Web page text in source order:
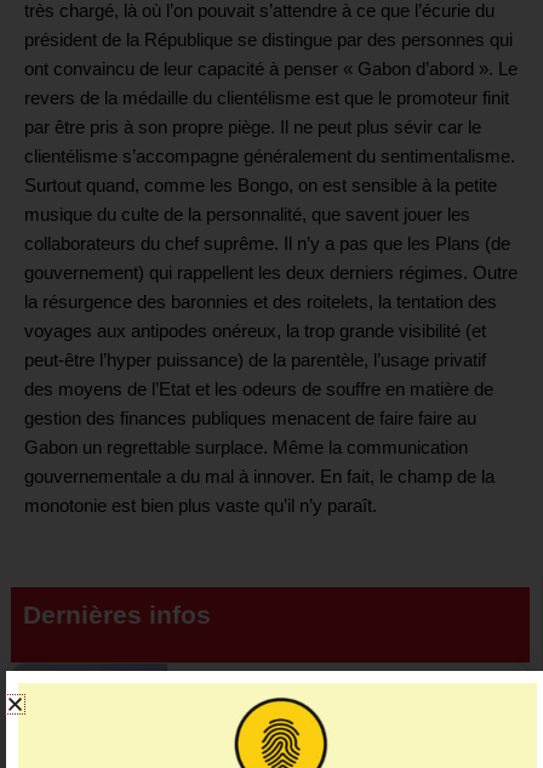
très chargé, là où l’on pouvait s’attendre à ce que l’écurie du
président de la République se distingue par des personnes qui
ont convaincu de leur capacité à penser « Gabon d’abord ». Le
revers de la médaille du clientélisme est que le promoteur finit
par être pris à son propre piège. Il ne peut plus sévir car le
clientélisme s’accompagne généralement du sentimentalisme.
Surtout quand, comme les Bongo, on est sensible à la petite
musique du culte de la personnalité, que savent jouer les
collaborateurs du chef suprême. Il n’y a pas que les Plans (de
gouvernement) qui rappellent les deux derniers régimes. Outre
la résurgence des baronnies et des roitelets, la tentation des
voyages aux antipodes onéreux, la trop grande visibilité (et
peut-être l’hyper puissance) de la parentèle, l’usage privatif
des moyens de l’Etat et les odeurs de souffre en matière de
gestion des finances publiques menacent de faire faire au
Gabon un regrettable surplace. Même la communication
gouvernementale a du mal à innover. En fait, le champ de la
monotonie est bien plus vaste qu’il n’y paraît.
Dernières infos
Economie
920 millions de dollars levés : le Gabon
rouvre les portes …